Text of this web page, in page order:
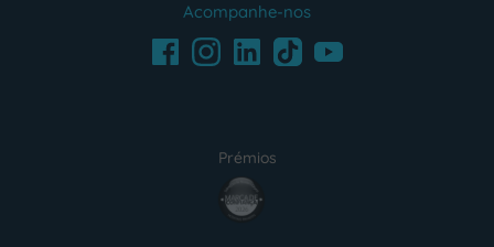
Acompanhe-nos
FacebookInstagramLinkedInTikTokYoutube
Prémios
award4